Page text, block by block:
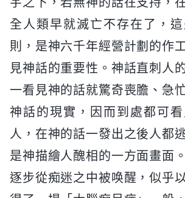
全人類早就滅亡不存在了，
則，是神六千年經營計劃的作
見神話的重要性。神話直刺人
一看見神的話就驚奇喪膽、急
神話的現實，因而到處都可
人，在神的話一發出之後人都
是神描繪人醜相的一方面畫面
逐步從痴迷之中被唤醒，似乎